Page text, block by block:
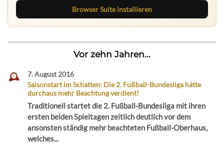
Browser Suite installieren
Vor zehn Jahren...
7. August 2016
Saisonstart im Schatten: Die 2. Fußball-Bundesliga hätte
durchaus mehr Beachtung verdient!
Traditionell startet die 2. Fußball-Bundesliga mit ihren
ersten beiden Spieltagen zeitlich deutlich vor dem
ansonsten ständig mehr beachteten Fußball-Oberhaus,
welches...